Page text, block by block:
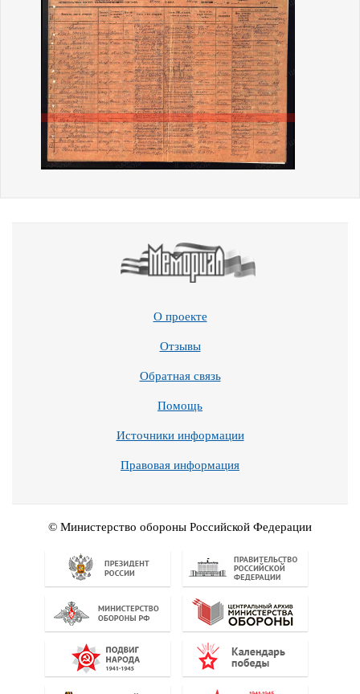
О проекте
Отзывы
Обратная связь
Помощь
Источники информации
Правовая информация
© Министерство обороны Российской Федерации